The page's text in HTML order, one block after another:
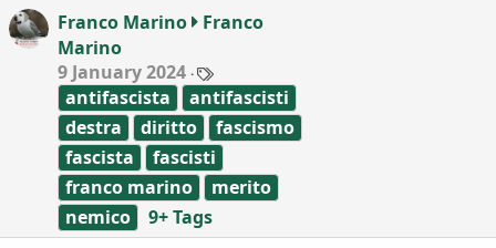
o
n
s
Franco Marino
Franco
Marino
9 January 2024
a
g
s
antifascista
antifascisti
destra
diritto
fascismo
fascista
fascisti
franco marino
merito
nemico
9+ Tags